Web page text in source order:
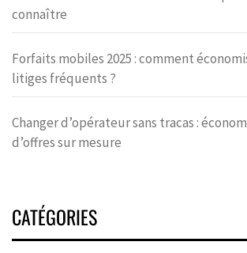
connaître
Forfaits mobiles 2025 : comment
litiges fréquents ?
Changer d’opérateur sans tracas :
d’offres sur mesure
CATÉGORIES